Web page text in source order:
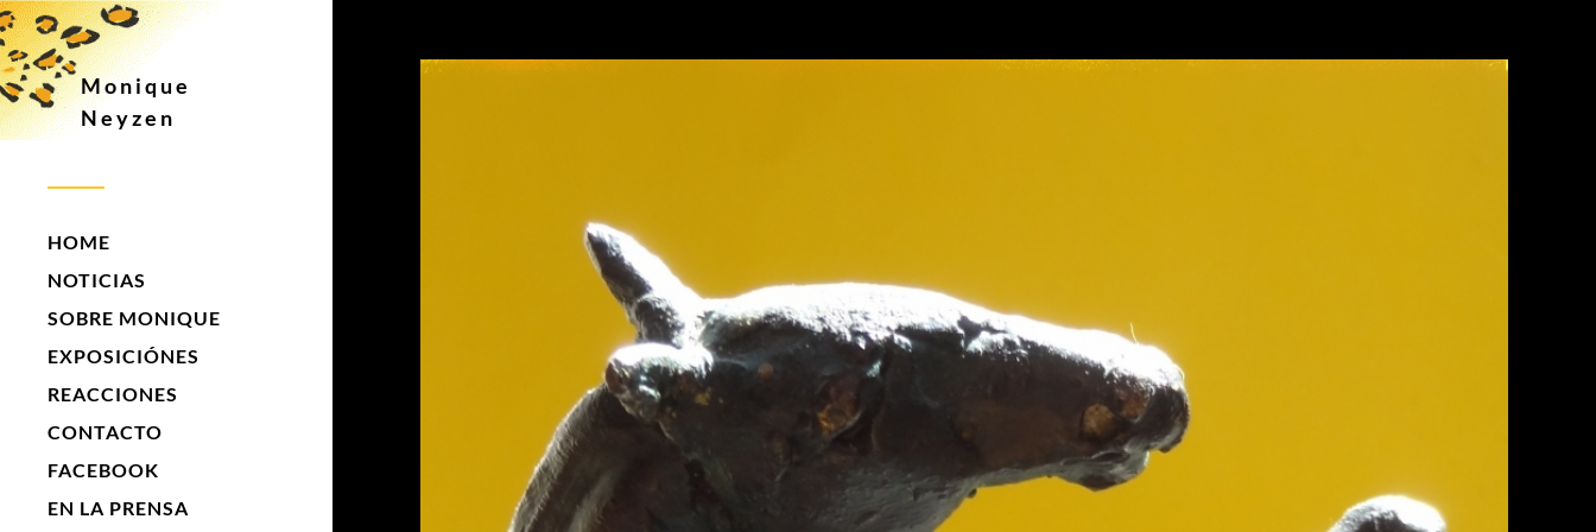
Monique
Neyzen
HOME
NOTICIAS
SOBRE MONIQUE
EXPOSICIÓNES
REACCIONES
CONTACTO
FACEBOOK
EN LA PRENSA